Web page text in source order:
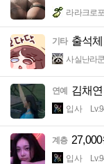
라라크로
기타 출석
사실난라쿤
연예 김채
입사
계층
입사